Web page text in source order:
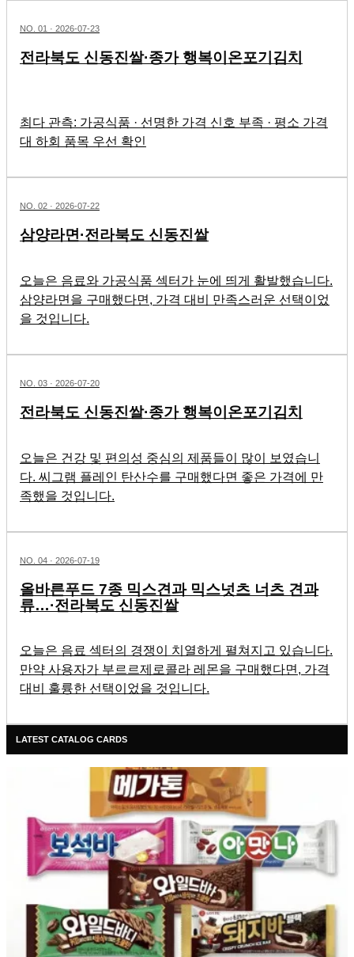
NO. 01 · 2026-07-23
전라북도 신동진쌀·종가 행복이온포기김치
최다 관측: 가공식품 · 선명한 가격 신호 부족 · 평소 가격
대 하회 품목 우선 확인
NO. 02 · 2026-07-22
삼양라면·전라북도 신동진쌀
오늘은 음료와 가공식품 섹터가 눈에 띄게 활발했습니다.
삼양라면을 구매했다면, 가격 대비 만족스러운 선택이었
을 것입니다.
NO. 03 · 2026-07-20
전라북도 신동진쌀·종가 행복이온포기김치
오늘은 건강 및 편의성 중심의 제품들이 많이 보였습니
다. 씨그램 플레인 탄산수를 구매했다면 좋은 가격에 만
족했을 것입니다.
NO. 04 · 2026-07-19
올바른푸드 7종 믹스견과 믹스넛츠 너츠 견과
류…·전라북도 신동진쌀
오늘은 음료 섹터의 경쟁이 치열하게 펼쳐지고 있습니다.
만약 사용자가 부르르제로콜라 레몬을 구매했다면, 가격
대비 훌륭한 선택이었을 것입니다.
LATEST CATALOG CARDS